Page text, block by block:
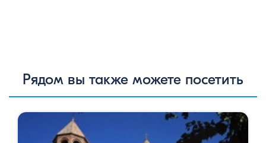
Рядом вы также можете посетить